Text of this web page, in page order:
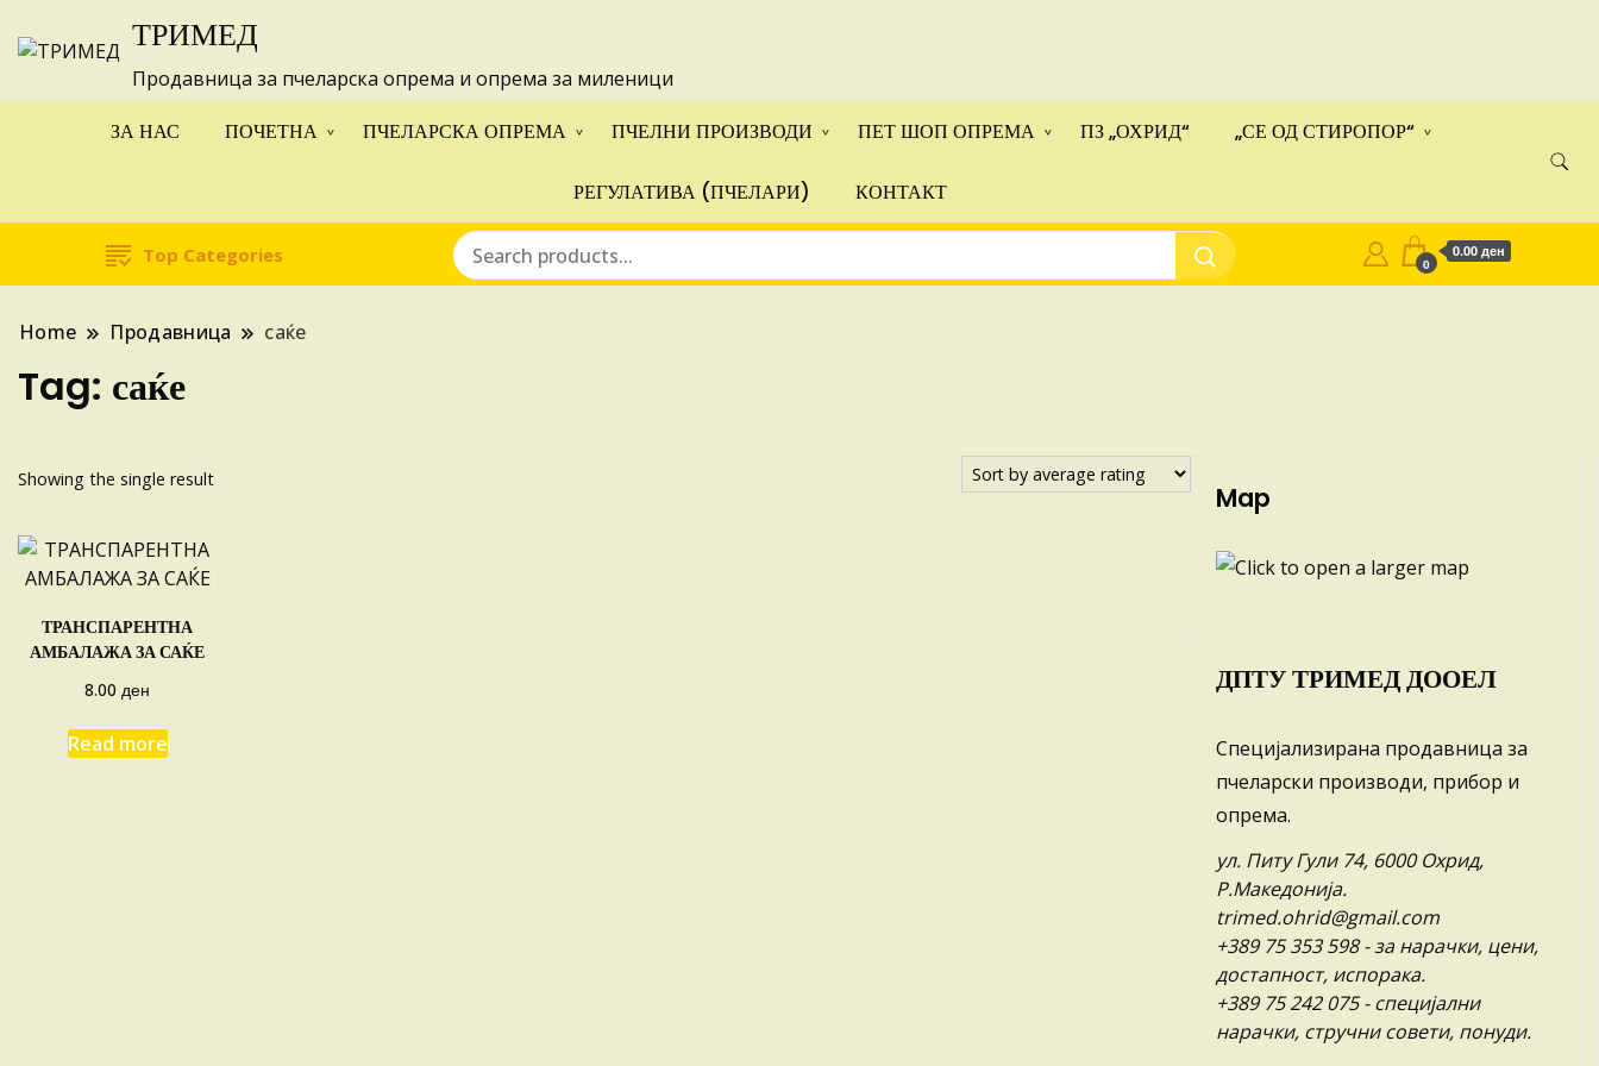
ТРИМЕД
Продавница за пчеларска опрема и опрема за миленици
ЗА НАС ПОЧЕТНА ПЧЕЛАРСКА ОПРЕМА ПЧЕЛНИ ПРОИЗВОДИ ПЕТ ШОП ОПРЕМА ПЗ „ОХРИД“ „СЕ ОД СТИРОПОР“
РЕГУЛАТИВА (ПЧЕЛАРИ) КОНТАКТ
Top Categories 0
0.00 ден
Home Продавница саќе
Tag: саќе
Showing the single result
ТРАНСПАРЕНТНА
АМБАЛАЖА ЗА САЌЕ
8.00ден
Read more
Map
ДПТУ ТРИМЕД ДООЕЛ
Специјализирана продавница за
пчеларски производи, прибор и
опрема.
ул. Питу Гули 74, 6000 Охрид,
Р.Македонија.
trimed.ohrid@gmail.com
+389 75 353 598- за нарачки, цени,
достапност, испорака.
+389 75 242 075- специјални
нарачки, стручни совети, понуди.